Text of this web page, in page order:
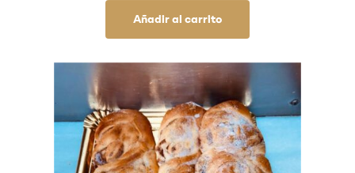
Añadir al carrito